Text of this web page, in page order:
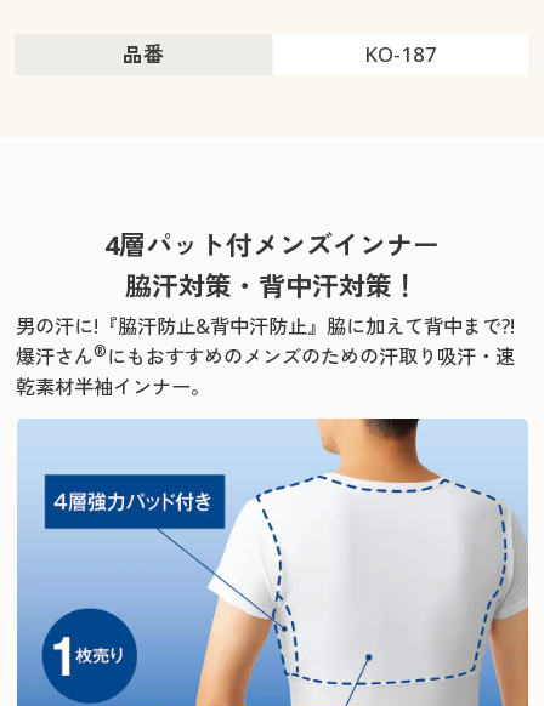
品番 KO-187
4層パット付メンズインナー
脇汗対策・背中汗対策！
男の汗に!『脇汗防止&背中汗防止』脇に加えて背中まで?!
爆汗さん®にもおすすめのメンズのための汗取り吸汗・速
乾素材半袖インナー。